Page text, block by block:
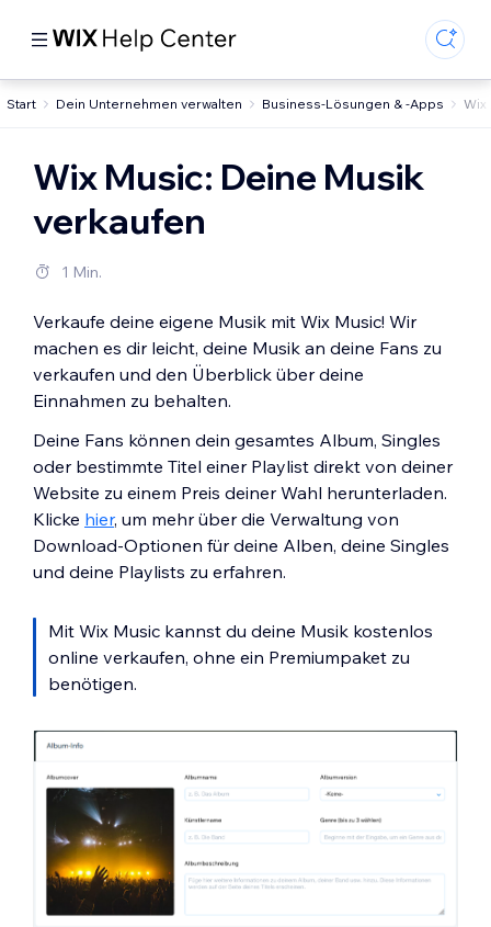
Start Dein Unternehmen verwalten Business-Lösungen & -Apps Wix
Wix Music: Deine Musik
verkaufen
1 Min.
Verkaufe deine eigene Musik mit Wix Music! Wir
machen es dir leicht, deine Musik an deine Fans zu
verkaufen und den Überblick über deine
Einnahmen zu behalten.
Deine Fans können dein gesamtes Album, Singles
oder bestimmte Titel einer Playlist direkt von deiner
Website zu einem Preis deiner Wahl herunterladen.
Klicke hier, um mehr über die Verwaltung von
Download-Optionen für deine Alben, deine Singles
und deine Playlists zu erfahren.
Mit Wix Music kannst du deine Musik kostenlos
online verkaufen, ohne ein Premiumpaket zu
benötigen.